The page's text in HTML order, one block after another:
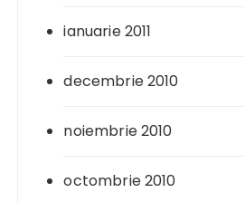
ianuarie 2011
decembrie 2010
noiembrie 2010
octombrie 2010